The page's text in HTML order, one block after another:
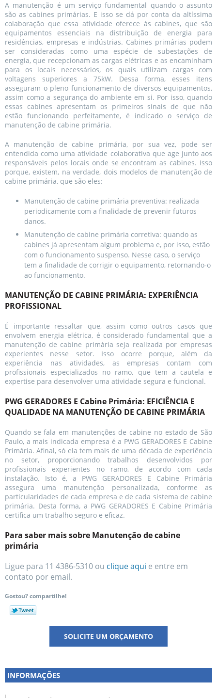
A manutenção é um serviço fundamental quando o assunto
são as cabines primárias. E isso se dá por conta da altíssima
colaboração que essa atividade oferece às cabines, que são
equipamentos essenciais na distribuição de energia para
residências, empresas e indústrias. Cabines primárias podem
ser consideradas como uma espécie de subestações de
energia, que recepcionam as cargas elétricas e as encaminham
para os locais necessários, os quais utilizam cargas com
voltagens superiores a 75kW. Dessa forma, esses itens
asseguram o pleno funcionamento de diversos equipamentos,
assim como a segurança do ambiente em si. Por isso, quando
essas cabines apresentam os primeiros sinais de que não
estão funcionando perfeitamente, é indicado o serviço de
manutenção de cabine primária.
A manutenção de cabine primária, por sua vez, pode ser
entendida como uma atividade colaborativa que age junto aos
responsáveis pelos locais onde se encontram as cabines. Isso
porque, existem, na verdade, dois modelos de manutenção de
cabine primária, que são eles:
Manutenção de cabine primária preventiva: realizada
periodicamente com a finalidade de prevenir futuros
danos.
Manutenção de cabine primária corretiva: quando as
cabines já apresentam algum problema e, por isso, estão
com o funcionamento suspenso. Nesse caso, o serviço
tem a finalidade de corrigir o equipamento, retornando-o
ao funcionamento.
MANUTENÇÃO DE CABINE PRIMÁRIA: EXPERIÊNCIA
PROFISSIONAL
É importante ressaltar que, assim como outros casos que
envolvem energia elétrica, é considerado fundamental que a
manutenção de cabine primária seja realizada por empresas
experientes nesse setor. Isso ocorre porque, além da
experiência nas atividades, as empresas contam com
profissionais especializados no ramo, que tem a cautela e
expertise para desenvolver uma atividade segura e funcional.
PWG GERADORES E Cabine Primária: EFICIÊNCIA E
QUALIDADE NA MANUTENÇÃO DE CABINE PRIMÁRIA
Quando se fala em manutenções de cabine no estado de São
Paulo, a mais indicada empresa é a PWG GERADORES E Cabine
Primária. Afinal, só ela tem mais de uma década de experiência
no setor, proporcionando trabalhos desenvolvidos por
profissionais experientes no ramo, de acordo com cada
instalação. Isto é, a PWG GERADORES E Cabine Primária
assegura uma manutenção personalizada, conforme as
particularidades de cada empresa e de cada sistema de cabine
primária. Desta forma, a PWG GERADORES E Cabine Primária
certifica um trabalho seguro e eficaz.
Para saber mais sobre Manutenção de cabine
primária
Ligue para 11 4386-5310 ou clique aqui e entre em
contato por email.
Gostou? compartilhe!
SOLICITE UM ORÇAMENTO
INFORMAÇÕES